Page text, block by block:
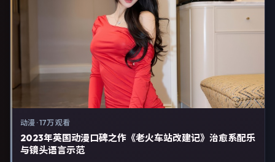
动漫 ·17万 观看
2023年英国动漫口碑之作《老火车站改建记》治愈系配乐
与镜头语言示范